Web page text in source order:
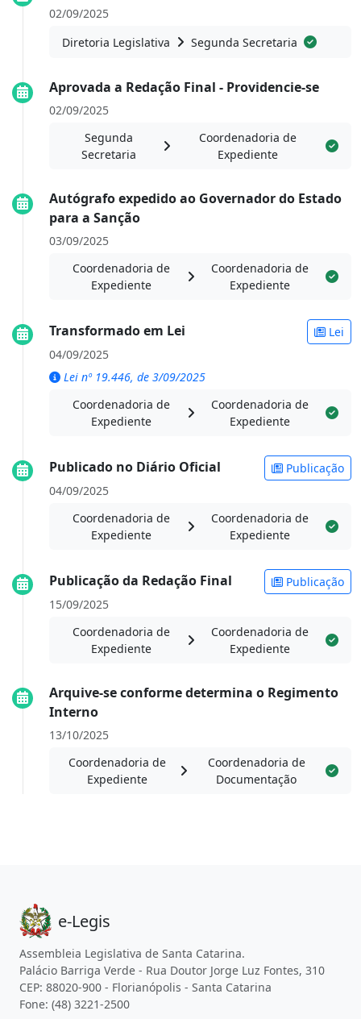
02/09/2025
Diretoria Legislativa
Segunda Secretaria
Aprovada a Redação Final - Providencie-se
02/09/2025
Segunda
Secretaria
Coordenadoria de
Expediente
Autógrafo expedido ao Governador do Estado
para a Sanção
03/09/2025
Coordenadoria de
Expediente
Coordenadoria de
Expediente
Transformado em Lei
Lei
04/09/2025
Lei nº 19.446, de 3/09/2025
Coordenadoria de
Expediente
Coordenadoria de
Expediente
Publicado no Diário Oficial
Publicação
04/09/2025
Coordenadoria de
Expediente
Coordenadoria de
Expediente
Publicação da Redação Final
Publicação
15/09/2025
Coordenadoria de
Expediente
Coordenadoria de
Expediente
Arquive-se conforme determina o Regimento
Interno
13/10/2025
Coordenadoria de
Expediente
Coordenadoria de
Documentação
e-Legis
Assembleia Legislativa de Santa Catarina.
Palácio Barriga Verde - Rua Doutor Jorge Luz Fontes, 310
CEP: 88020-900 - Florianópolis - Santa Catarina
Fone: (48) 3221-2500